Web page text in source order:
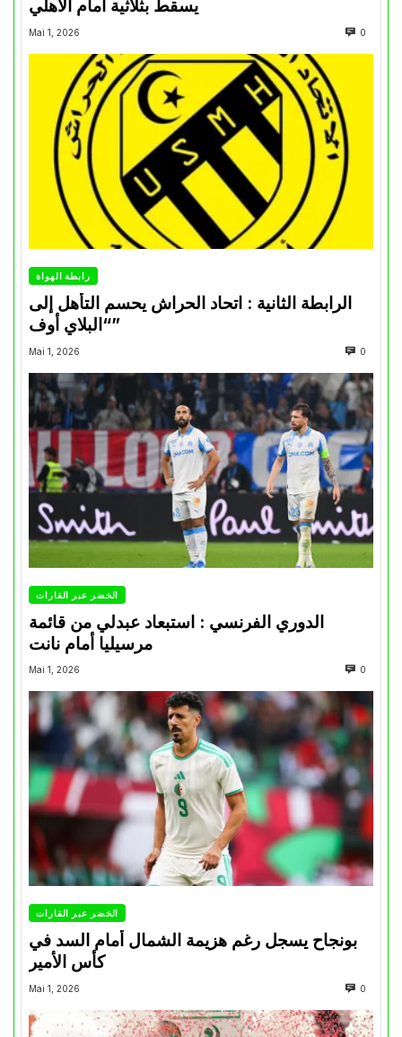
Mai 1, 2026 0
رابطة الهواة
الرابطة الثانية : اتحاد الحراش يحسم التأهل إلى
“البلاي أوف”
Mai 1, 2026 0
الخضر عبر القارات
الدوري الفرنسي : استبعاد عبدلي من قائمة
مرسيليا أمام نانت
Mai 1, 2026 0
الخضر عبر القارات
بونجاح يسجل رغم هزيمة الشمال أمام السد في
كأس الأمير
Mai 1, 2026 0